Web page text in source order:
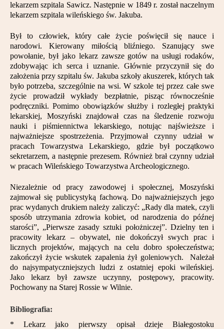
lekarzem szpitala Sawicz. Następnie w 1849 r. został naczelnym
lekarzem szpitala wileńskiego św. Jakuba.
Był to człowiek, który całe życie poświęcił się nauce i
narodowi. Kierowany miłością bliźniego. Szanujący swe
powołanie, był jako lekarz zawsze gotów na usługi rodaków,
zdobywając ich serca i uznanie. Głównie przyczynił się do
założenia przy szpitalu św. Jakuba szkoły akuszerek, których tak
było potrzeba, szczególnie na wsi. W szkole tej przez całe swe
życie prowadził wykłady bezpłatnie, pisząc równocześnie
podręczniki. Pomimo obowiązków służby i rozległej praktyki
lekarskiej, Moszyński znajdował czas na śledzenie rozwoju
nauki i piśmiennictwa lekarskiego, notując najświeższe i
najważniejsze spostrzeżenia. Przyjmował czynny udział w
pracach Towarzystwa Lekarskiego, gdzie był początkowo
sekretarzem, a następnie prezesem. Również brał czynny udział
w pracach Wileńskiego Towarzystwa Archeologicznego.
Niezależnie od pracy zawodowej i społecznej, Moszyński
zajmował się publicystyką fachową. Do najważniejszych jego
prac wydanych drukiem należy zaliczyć: „Rady dla matek, czyli
sposób utrzymania zdrowia kobiet, od narodzenia do późnej
starości”, „Pierwsze zasady sztuki położniczej”. Dzielny ten i
pracowity lekarz – obywatel, nie dokończył swych prac i
licznych projektów, mających na celu dobro społeczeństwa;
zakończył życie wskutek zapalenia żył goleniowych. Należał
do najsympatyczniejszych ludzi z ostatniej epoki wileńskiej.
Jako lekarz był zawsze uczynny, postępowy, pracowity.
Pochowany na Starej Rossie w Wilnie.
Bibliografia:
* Lekarz jako pierwszy opisał dzieje Białegostoku